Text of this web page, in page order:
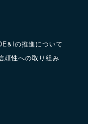
の推進について
頼性への取り組み